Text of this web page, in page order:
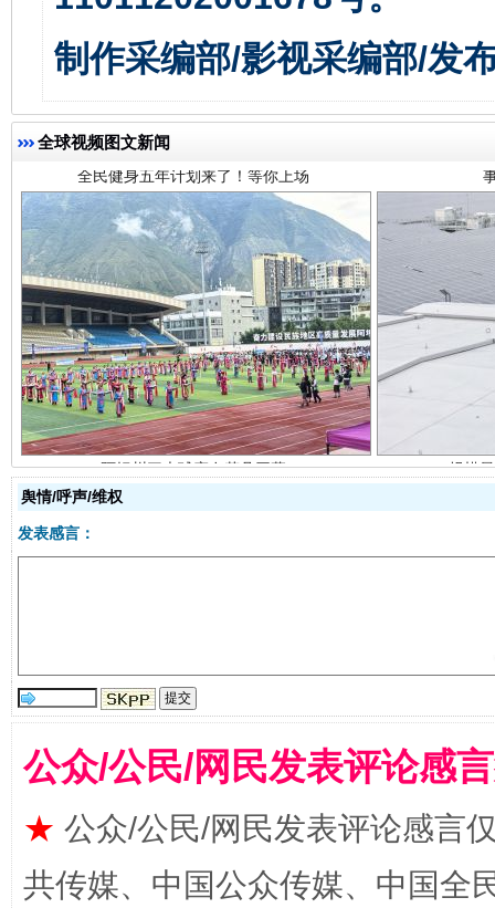
制作采编部/影视采编部/发
全球视频图文新闻
阿坝州三大球赛在茂县开幕 规模
舆情/呼声/维权
发表感言：
公众/公民/网民发表评论感
★ 公众/公民/网民发表评论感言
共传媒、中国公众传媒、中国全